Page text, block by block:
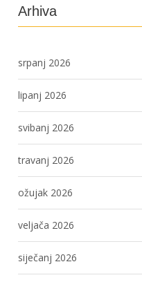
Arhiva
srpanj 2026
lipanj 2026
svibanj 2026
travanj 2026
ožujak 2026
veljača 2026
siječanj 2026